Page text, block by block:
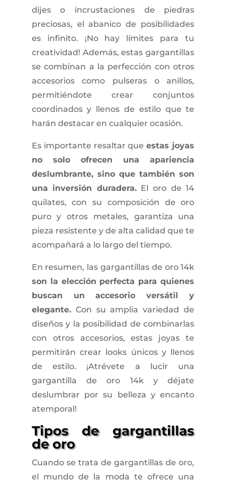
dijes o incrustaciones de piedras
preciosas, el abanico de posibilidades
es infinito. ¡No hay límites para tu
creatividad! Además, estas gargantillas
se combinan a la perfección con otros
accesorios como pulseras o anillos,
permitiéndote crear conjuntos
coordinados y llenos de estilo que te
harán destacar en cualquier ocasión.
Es importante resaltar queestas joyas
no solo ofrecen una apariencia
deslumbrante, sino que también son
una inversión duradera.El oro de 14
quilates, con su composición de oro
puro y otros metales, garantiza una
pieza resistente y de alta calidad que te
acompañará a lo largo del tiempo.
En resumen, las gargantillas de oro 14k
son la elección perfecta para quienes
buscan un accesorio versátil y
elegante.Con su amplia variedad de
diseños y la posibilidad de combinarlas
con otros accesorios, estas joyas te
permitirán crear looks únicos y llenos
de estilo. ¡Atrévete a lucir una
gargantilla de oro 14k y déjate
deslumbrar por su belleza y encanto
atemporal!
Tipos de gargantillas
de oro
Cuando se trata de gargantillas de oro,
el mundo de la moda te ofrece una